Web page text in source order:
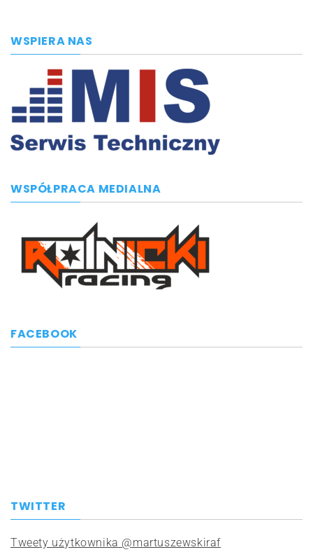
WSPIERA NAS
WSPÓŁPRACA MEDIALNA
FACEBOOK
TWITTER
Tweety użytkownika @martuszewskiraf